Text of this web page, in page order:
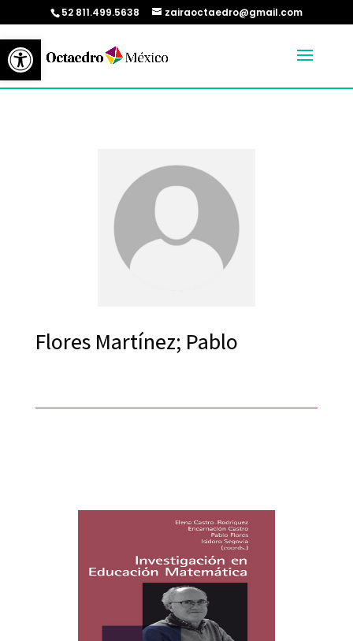
Abrir barra de herramientas
52 811.499.5638 zairaoctaedro@gmail.com
Flores Martínez; Pablo